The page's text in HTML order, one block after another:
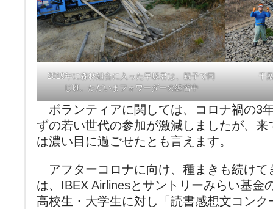
2019年に森林組合に入った早坂君は、親子で同
じ班。ただいまフォワーダーの練習中
千
ボランティアに関しては、コロナ禍の3
ずの若い世代の参加が激減しましたが、
は濃い目に過ごせたとも言えます。
アフターコロナに向け、種まきも続けて
は、IBEX Airlinesとサントリーみらい基金
高校生・大学生に対し「読書感想文コン